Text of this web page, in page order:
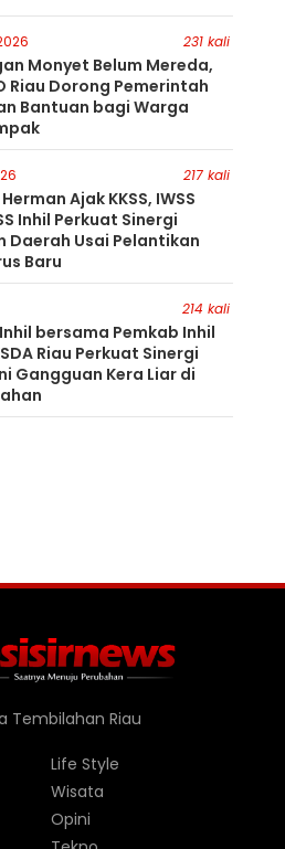
231 kali
Monyet Belum Mereda,
Riau Dorong Pemerintah
Bantuan bagi Warga
217 kali
Ajak KKSS, IWSS
Inhil Perkuat Sinergi
Daerah Usai Pelantikan
Baru
214 kali
bersama Pemkab Inhil
Riau Perkuat Sinergi
Gangguan Kera Liar di
Tembilahan Riau
Life Style
Wisata
Opini